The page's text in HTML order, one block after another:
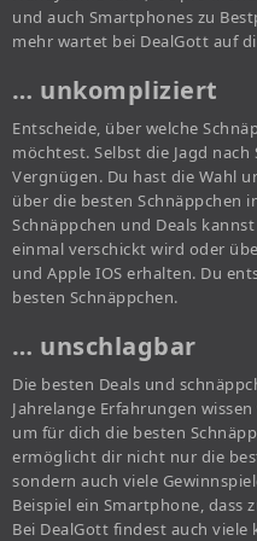
und auch Smartphones zu
mehr wartet bei DealGott auf
… unkompliziert
Entscheide, über welche
möchtest. Selbst die Jagd
Vergnügen. Du hast die Wahl
über die besten Schnäppchen
Schnäppchen und Deals
einmal verschickt wird oder
und Apple IOS erhalten. Du
besten Schnäppchen.
… unschlagbar
Die besten Deals und
Jahrelange Erfahrungen
um für dich die besten
ermöglicht dir nicht nur die
sondern auch viele
Beispiel ein Smartphone, dass
Bei DealGott findest auch